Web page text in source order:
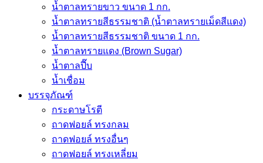
น้ำตาลทรายขาว ขนาด 1 กก.
น้ำตาลทรายสีธรรมชาติ (น้ำตาลทรายเม็ดสีแดง)
น้ำตาลทรายสีธรรมชาติ ขนาด 1 กก.
น้ำตาลทรายแดง (Brown Sugar)
น้ำตาลปี๊บ
น้ำเชื่อม
บรรจุภัณฑ์
กระดาษโรตี
ถาดฟอยล์ ทรงกลม
ถาดฟอยล์ ทรงอื่นๆ
ถาดฟอยล์ ทรงเหลี่ยม